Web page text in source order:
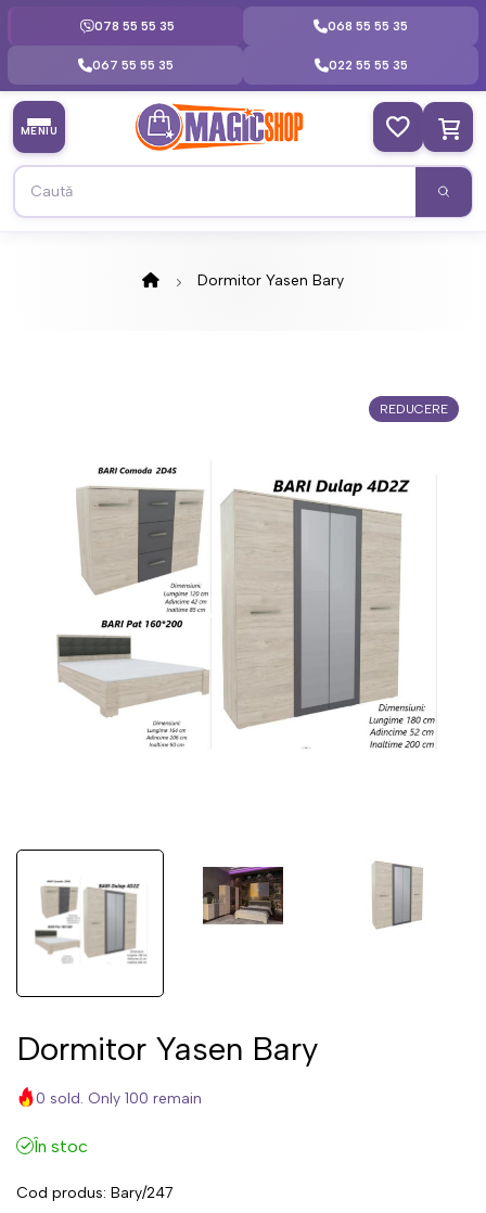
078 55 55 35 068 55 55 35
067 55 55 35 022 55 55 35
MENIU
Dormitor Yasen Bary
REDUCERE
Dormitor Yasen Bary
0 sold. Only 100 remain
În stoc
Cod produs: Bary/247